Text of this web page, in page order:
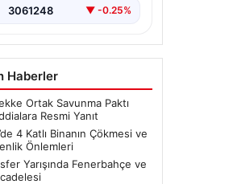
3061248 ▼ -0.25%
Haberler
Ortak Savunma Paktı
Resmi Yanıt
4 Katlı Binanın Çökmesi ve
Önlemleri
Yarışında Fenerbahçe ve